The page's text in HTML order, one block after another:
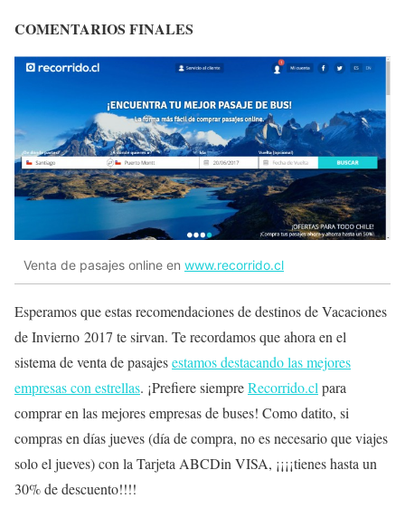
COMENTARIOS FINALES
Venta de pasajes online en www.recorrido.cl
Esperamos que estas recomendaciones de destinos de Vacaciones
de Invierno 2017 te sirvan. Te recordamos que ahora en el
sistema de venta de pasajesestamos destacando las mejores
empresas con estrellas. ¡Prefiere siempreRecorrido.clpara
comprar en las mejores empresas de buses! Como datito, si
compras en días jueves (día de compra, no es necesario que viajes
solo el jueves) con la Tarjeta ABCDin VISA, ¡¡¡¡tienes hasta un
30% de descuento!!!!